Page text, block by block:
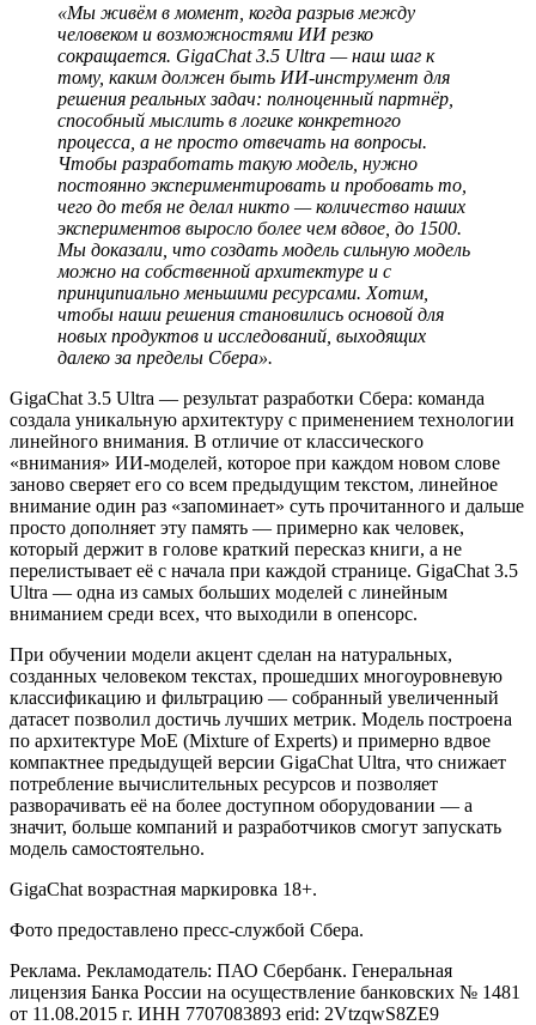
«Мы живём в момент, когда разрыв между
человеком и возможностями ИИ резко
сокращается. GigaChat 3.5 Ultra — наш шаг к
тому, каким должен быть ИИ-инструмент для
решения реальных задач: полноценный партнёр,
способный мыслить в логике конкретного
процесса, а не просто отвечать на вопросы.
Чтобы разработать такую модель, нужно
постоянно экспериментировать и пробовать то,
чего до тебя не делал никто — количество наших
экспериментов выросло более чем вдвое, до 1500.
Мы доказали, что создать модель сильную модель
можно на собственной архитектуре и с
принципиально меньшими ресурсами. Хотим,
чтобы наши решения становились основой для
новых продуктов и исследований, выходящих
далеко за пределы Сбера».
GigaChat 3.5 Ultra — результат разработки Сбера: команда
создала уникальную архитектуру с применением технологии
линейного внимания. В отличие от классического
«внимания» ИИ-моделей, которое при каждом новом слове
заново сверяет его со всем предыдущим текстом, линейное
внимание один раз «запоминает» суть прочитанного и дальше
просто дополняет эту память — примерно как человек,
который держит в голове краткий пересказ книги, а не
перелистывает её с начала при каждой странице. GigaChat 3.5
Ultra — одна из самых больших моделей с линейным
вниманием среди всех, что выходили в опенсорс.
При обучении модели акцент сделан на натуральных,
созданных человеком текстах, прошедших многоуровневую
классификацию и фильтрацию — собранный увеличенный
датасет позволил достичь лучших метрик. Модель построена
по архитектуре MoE (Mixture of Experts) и примерно вдвое
компактнее предыдущей версии GigaChat Ultra, что снижает
потребление вычислительных ресурсов и позволяет
разворачивать её на более доступном оборудовании — а
значит, больше компаний и разработчиков смогут запускать
модель самостоятельно.
GigaChat возрастная маркировка 18+.
Фото предоставлено пресс-службой Сбера.
Реклама. Рекламодатель: ПАО Сбербанк. Генеральная
лицензия Банка России на осуществление банковских № 1481
от 11.08.2015 г. ИНН 7707083893 erid: 2VtzqwS8ZE9